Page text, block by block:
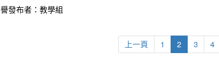
發布者：教學組
上一頁 1 2 3 4